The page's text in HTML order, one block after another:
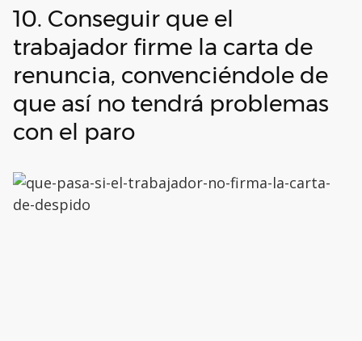
10. Conseguir que el
trabajador firme la carta de
renuncia, convenciéndole de
que así no tendrá problemas
con el paro